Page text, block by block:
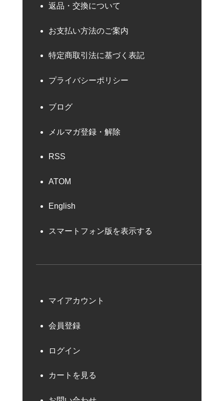
返品・交換について
お支払い方法のご案内
特定商取引法に基づく表記
プライバシーポリシー
ブログ
メルマガ登録・解除
RSS
ATOM
English
スマートフォン版を表示する
マイアカウント
会員登録
ログイン
カートを見る